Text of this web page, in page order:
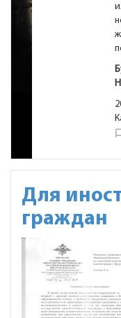
Для
граждан